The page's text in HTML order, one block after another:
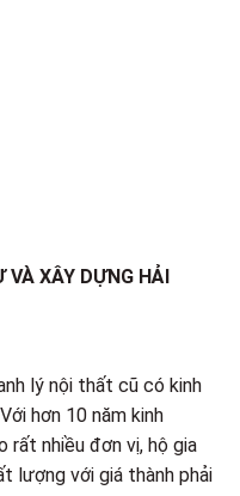
XÂY DỰNG HẢI
lý nội thất cũ có kinh
hơn 10 năm kinh
rất nhiều đơn vị, hộ gia
lượng với giá thành phải